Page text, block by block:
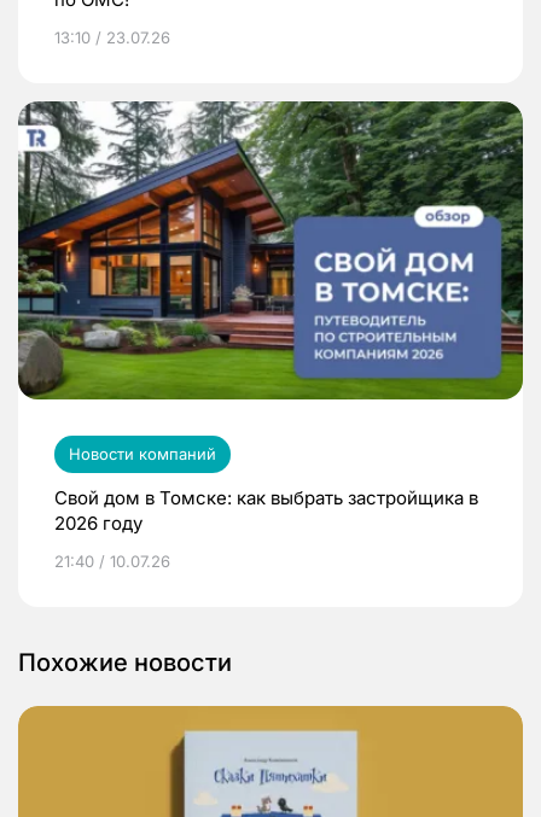
13:10 / 23.07.26
Новости компаний
Свой дом в Томске: как выбрать застройщика в
2026 году
21:40 / 10.07.26
Похожие новости